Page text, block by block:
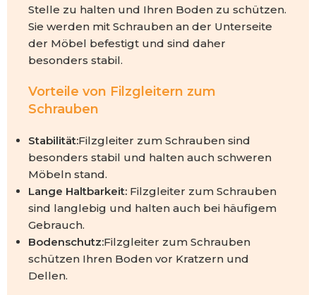
Stelle zu halten und Ihren Boden zu schützen.
Sie werden mit Schrauben an der Unterseite
der Möbel befestigt und sind daher
besonders stabil.
Vorteile von Filzgleitern zum
Schrauben
Stabilität:Filzgleiter zum Schrauben sind
besonders stabil und halten auch schweren
Möbeln stand.
Lange Haltbarkeit: Filzgleiter zum Schrauben
sind langlebig und halten auch bei häufigem
Gebrauch.
Bodenschutz:Filzgleiter zum Schrauben
schützen Ihren Boden vor Kratzern und
Dellen.